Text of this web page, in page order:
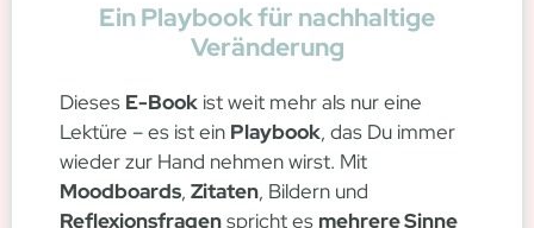
Ein Playbook für nachhaltige
Veränderung
Dieses E-Book ist weit mehr als nur eine
Lektüre – es ist ein Playbook, das Du immer
wieder zur Hand nehmen wirst. Mit
Moodboards, Zitaten, Bildern und
Reflexionsfragenspricht es mehrere Sinne